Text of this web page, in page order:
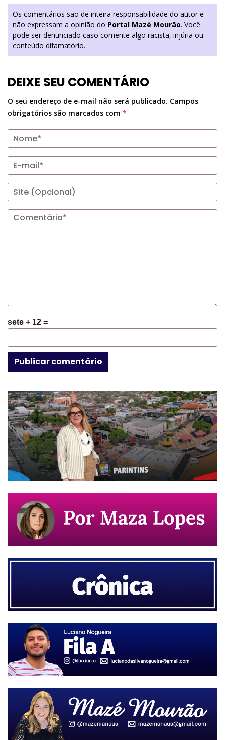
Os comentários são de inteira responsabilidade do autor e
não expressam a opinião do Portal Mazé Mourão. Você
pode ser denunciado caso comente algo racista, injúria ou
conteúdo difamatório.
DEIXE SEU COMENTÁRIO
O seu endereço de e-mail não será publicado. Campos
obrigatórios são marcados com *
sete + 12 =